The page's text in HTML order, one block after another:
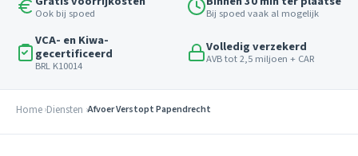
Ook bij spoed Bij spoed vaak al mogelijk
VCA- en Kiwa-
gecertificeerd
BRL K10014
Volledig verzekerd
AVB tot 2,5 miljoen + CAR
Home Diensten Afvoer Verstopt Papendrecht